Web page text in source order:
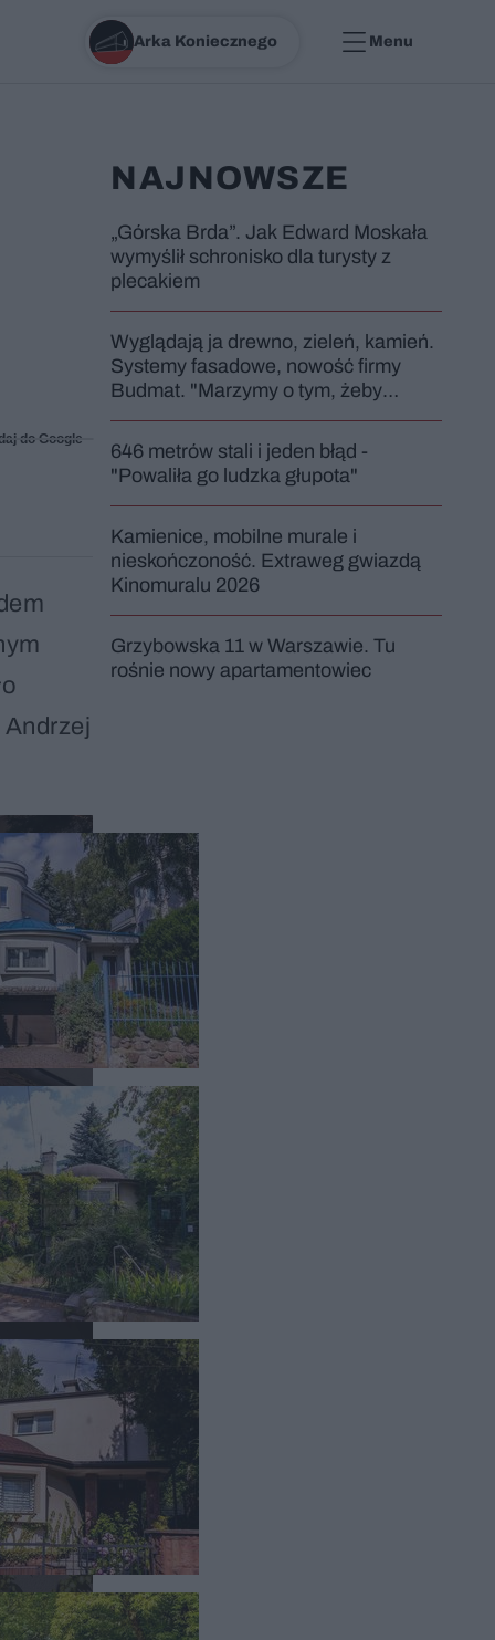
Arka Koniecznego Menu
do Google
NAJNOWSZE
„Górska Brda”. Jak Edward Moskała
wymyślił schronisko dla turysty z
plecakiem
Wyglądają ja drewno, zieleń, kamień.
Systemy fasadowe, nowość firmy
Budmat. "Marzymy o tym, żeby
jednak odróżnić od sąsiadów"
646 metrów stali i jeden błąd -
"Powaliła go ludzka głupota"
Kamienice, mobilne murale i
nieskończoność. Extraweg gwiazdą
Kinomuralu 2026
Grzybowska 11 w Warszawie. Tu
rośnie nowy apartamentowiec